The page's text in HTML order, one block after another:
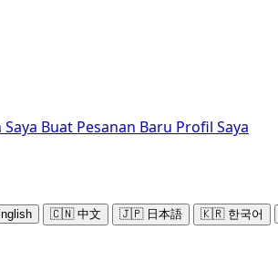
Buat Pesanan Baru Profil Saya
🇨🇳 中文 🇯🇵 日本語 🇰🇷 한국어